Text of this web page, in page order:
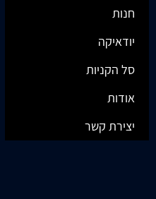
חנות
יודאיקה
סל הקניות
אודות
יצירת קשר